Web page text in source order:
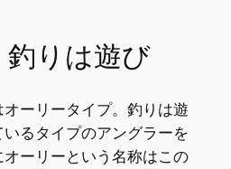
りは遊び
ーリータイプ。釣りは遊
るタイプのアングラーを
ーリーという名称はこの